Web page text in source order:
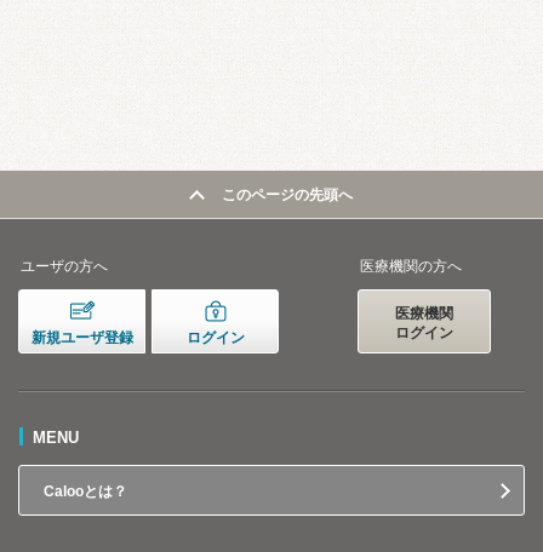
このページの先頭へ
ユーザの方へ
新規ユーザ登録 ログイン
医療機関の方へ
医療機関
ログイン
MENU
Calooとは？